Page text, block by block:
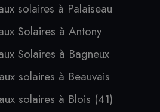
solaires à Palaiseau
Solaires à Antony
Solaires à Bagneux
solaires à Beauvais
solaires à Blois (41)